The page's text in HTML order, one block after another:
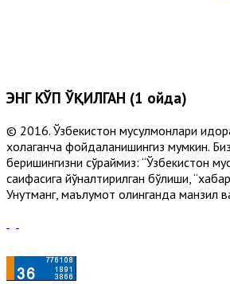
ЭНГ КЎП ЎҚИЛГАН (1 ойда)
© 2016. Ўзбекистон мусулмонлари
хоҳлаганча фойдаланишингиз мумкин.
беришингизни сўраймиз: “Ўзбекистон
саҳифасига йўналтирилган бўлиши,
Унутманг, маълумот олинганда манзил